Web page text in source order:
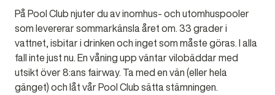
På Pool Club njuter du av inomhus- och utomhuspooler
som levererar sommarkänsla året om. 33 grader i
vattnet, isbitar i drinken och inget som måste göras. I alla
fall inte just nu. En våning upp väntar vilobäddar med
utsikt över 8:ans fairway. Ta med en vän (eller hela
gänget) och låt vår Pool Club sätta stämningen.